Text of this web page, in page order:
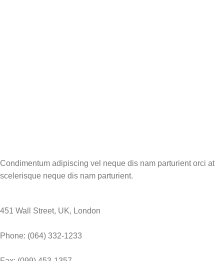
Condimentum adipiscing vel neque dis nam parturient orci at
scelerisque neque dis nam parturient.
451 Wall Street, UK, London
Phone: (064) 332-1233